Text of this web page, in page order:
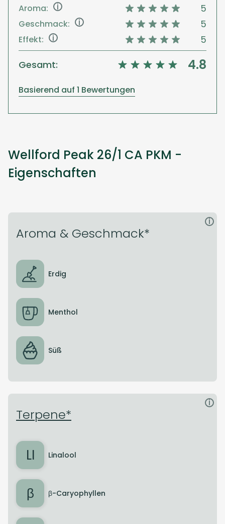
Aroma: i 5
Geschmack: i 5
Effekt: i
5
Gesamt:
4.8
Basierend auf 1 Bewertungen
Wellford Peak 26/1 CA PKM -
Eigenschaften
Aroma & Geschmack*
i
Erdig
Menthol
Süß
Terpene*
i
LI Linalool
β β-Caryophyllen